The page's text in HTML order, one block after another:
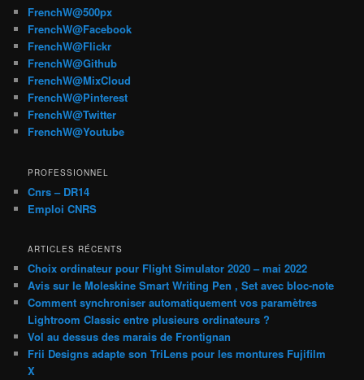
FrenchW@500px
FrenchW@Facebook
FrenchW@Flickr
FrenchW@Github
FrenchW@MixCloud
FrenchW@Pinterest
FrenchW@Twitter
FrenchW@Youtube
PROFESSIONNEL
Cnrs – DR14
Emploi CNRS
ARTICLES RÉCENTS
Choix ordinateur pour Flight Simulator 2020 – mai 2022
Avis sur le Moleskine Smart Writing Pen , Set avec bloc-note
Comment synchroniser automatiquement vos paramètres
Lightroom Classic entre plusieurs ordinateurs ?
Vol au dessus des marais de Frontignan
Frii Designs adapte son TriLens pour les montures Fujifilm
X